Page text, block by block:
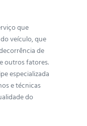
que
veículo, que
de
outros fatores.
especializada
e técnicas
do